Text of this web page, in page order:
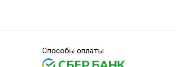
Способы оплаты